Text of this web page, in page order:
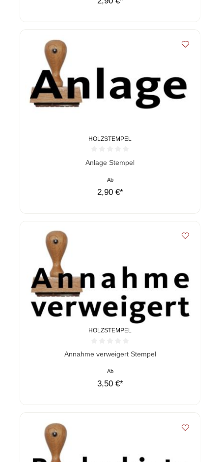
HOLZSTEMPEL
Durchschnittliche Bewertung von 0 von 5 Sternen
Anlage Stempel
Ab
2,90 €*
HOLZSTEMPEL
Durchschnittliche Bewertung von 0 von 5 Sternen
Annahme verweigert Stempel
Ab
3,50 €*